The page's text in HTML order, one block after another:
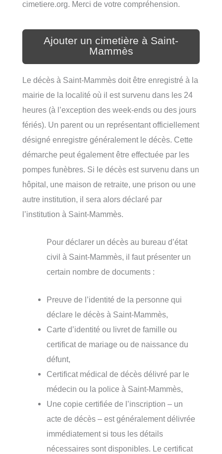
cimetiere.org. Merci de votre compréhension.
Ajouter un cimetière à Saint-
Mammès
Le décès à Saint-Mammès doit être enregistré à la
mairie de la localité où il est survenu dans les 24
heures (à l’exception des week-ends ou des jours
fériés). Un parent ou un représentant officiellement
désigné enregistre généralement le décès. Cette
démarche peut également être effectuée par les
pompes funèbres. Si le décès est survenu dans un
hôpital, une maison de retraite, une prison ou une
autre institution, il sera alors déclaré par
l’institution à Saint-Mammès.
Pour déclarer un décès au bureau d’état
civil à Saint-Mammès, il faut présenter un
certain nombre de documents :
Preuve de l’identité de la personne qui
déclare le décès à Saint-Mammès,
Carte d’identité ou livret de famille ou
certificat de mariage ou de naissance du
défunt,
Certificat médical de décès délivré par le
médecin ou la police à Saint-Mammès,
Une copie certifiée de l’inscription – un
acte de décès – est généralement délivrée
immédiatement si tous les détails
nécessaires sont disponibles. Le certificat